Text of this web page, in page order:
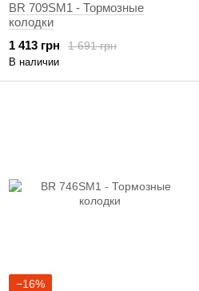
BR 709SM1 - Тормозные
колодки
1 691 грн
1 413 грн
В наличии
−16%